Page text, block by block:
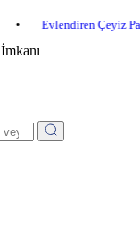
Evlendiren Çeyiz Paketleri
İmkanı